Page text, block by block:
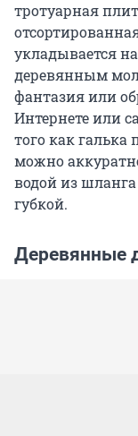
тротуарная
укладывается
деревянным
фантазия или
Интернете или
того как галька
можно
водой из
губкой.
Деревянные